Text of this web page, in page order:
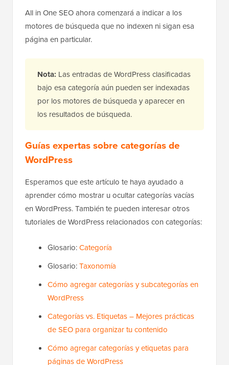
All in One SEO ahora comenzará a indicar a los
motores de búsqueda que no indexen ni sigan esa
página en particular.
Nota: Las entradas de WordPress clasificadas
bajo esa categoría aún pueden ser indexadas
por los motores de búsqueda y aparecer en
los resultados de búsqueda.
Guías expertas sobre categorías de
WordPress
Esperamos que este artículo te haya ayudado a
aprender cómo mostrar u ocultar categorías vacías
en WordPress. También te pueden interesar otros
tutoriales de WordPress relacionados con categorías:
Glosario:Categoría
Glosario:Taxonomía
Cómo agregar categorías y subcategorías en
WordPress
Categorías vs. Etiquetas – Mejores prácticas
de SEO para organizar tu contenido
Cómo agregar categorías y etiquetas para
páginas de WordPress